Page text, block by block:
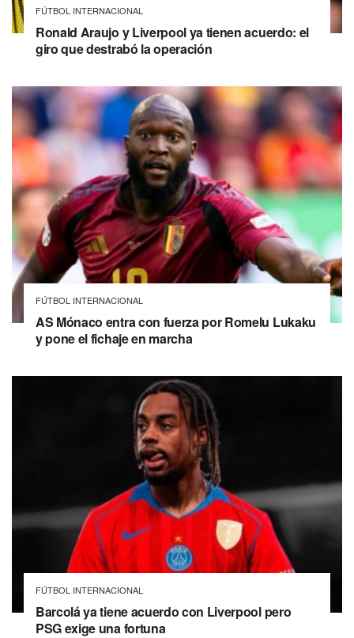
FÚTBOL INTERNACIONAL
Ronald Araujo y Liverpool ya tienen acuerdo: el
giro que destrabó la operación
FÚTBOL INTERNACIONAL
AS Mónaco entra con fuerza por Romelu Lukaku
y pone el fichaje en marcha
FÚTBOL INTERNACIONAL
Barcolá ya tiene acuerdo con Liverpool pero
PSG exige una fortuna